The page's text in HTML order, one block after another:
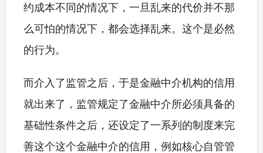
约成本不同的情况下，一旦乱来的代价并不那
么可怕的情况下，都会选择乱来。这个是必然
的行为。
而介入了监管之后，于是金融中介机构的信用
就出来了，监管规定了金融中介所必须具备的
基础性条件之后，还设定了一系列的制度来完
善这个这个金融中介的信用，例如核心自管管